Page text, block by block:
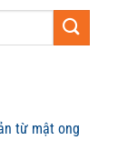
từ mật ong